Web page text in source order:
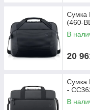
Сумка
(460-
В
20
Сумка
-
В